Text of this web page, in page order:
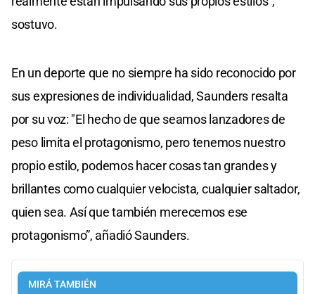
sostuvo.
En un deporte que no siempre ha sido reconocido por
sus expresiones de individualidad, Saunders resalta
por su voz: "El hecho de que seamos lanzadores de
peso limita el protagonismo, pero tenemos nuestro
propio estilo, podemos hacer cosas tan grandes y
brillantes como cualquier velocista, cualquier saltador,
quien sea. Así que también merecemos ese
protagonismo”, añadió Saunders.
MIRÁ TAMBIÉN